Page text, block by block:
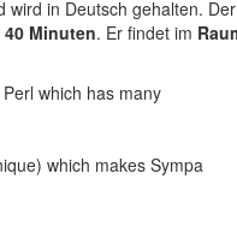
in Deutsch gehalten.
40 Minuten. Er findet im
which has many
which makes Sympa